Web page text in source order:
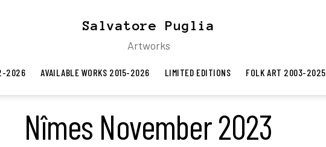
Salvatore Puglia
Artworks
2026 AVAILABLE WORKS 2015-2026 LIMITED EDITIONS FOLK ART 2003-2025
Nîmes November 2023